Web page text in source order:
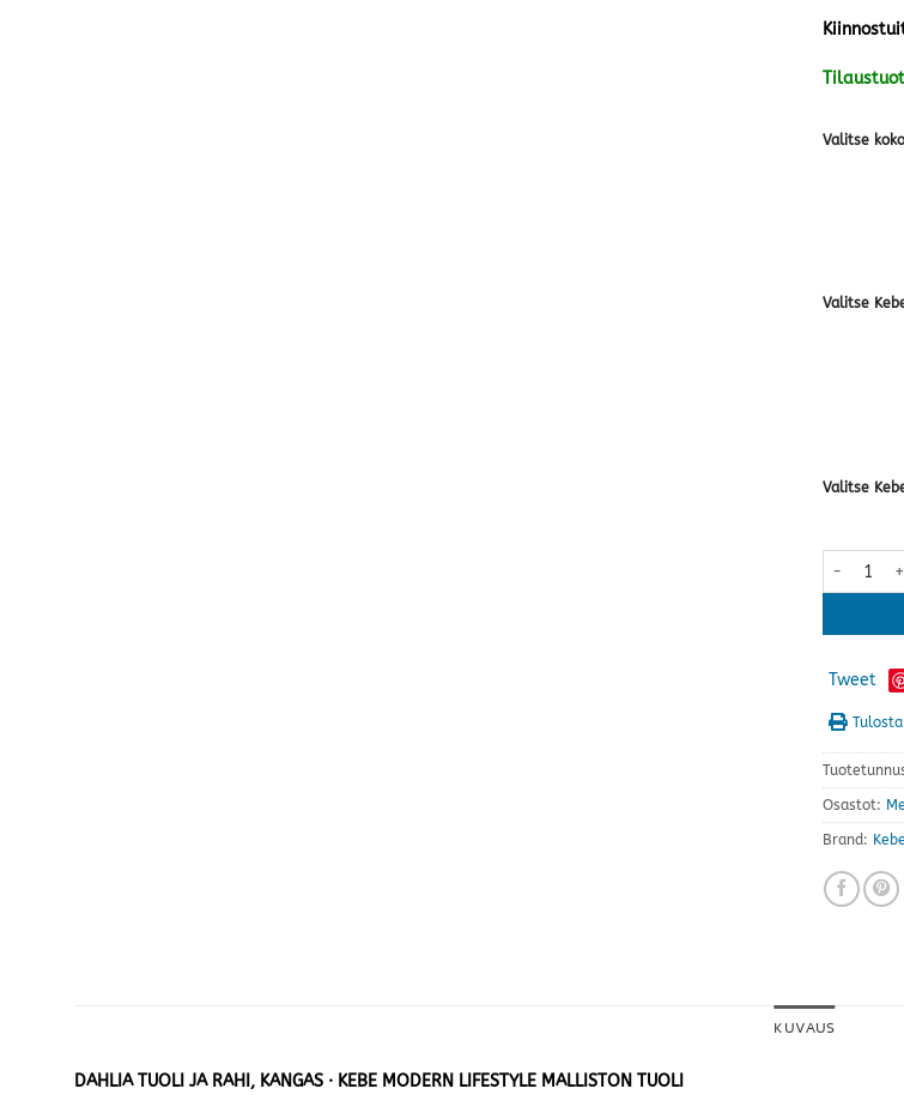
Valitse
Valitse
Valitse
Dahlia
Tweet
Tulosta
Osastot:
Brand: Kebe
KUVAUS
DAHLIA TUOLI JA RAHI, KANGAS · KEBE MODERN LIFESTYLE MALLISTON TUOLI